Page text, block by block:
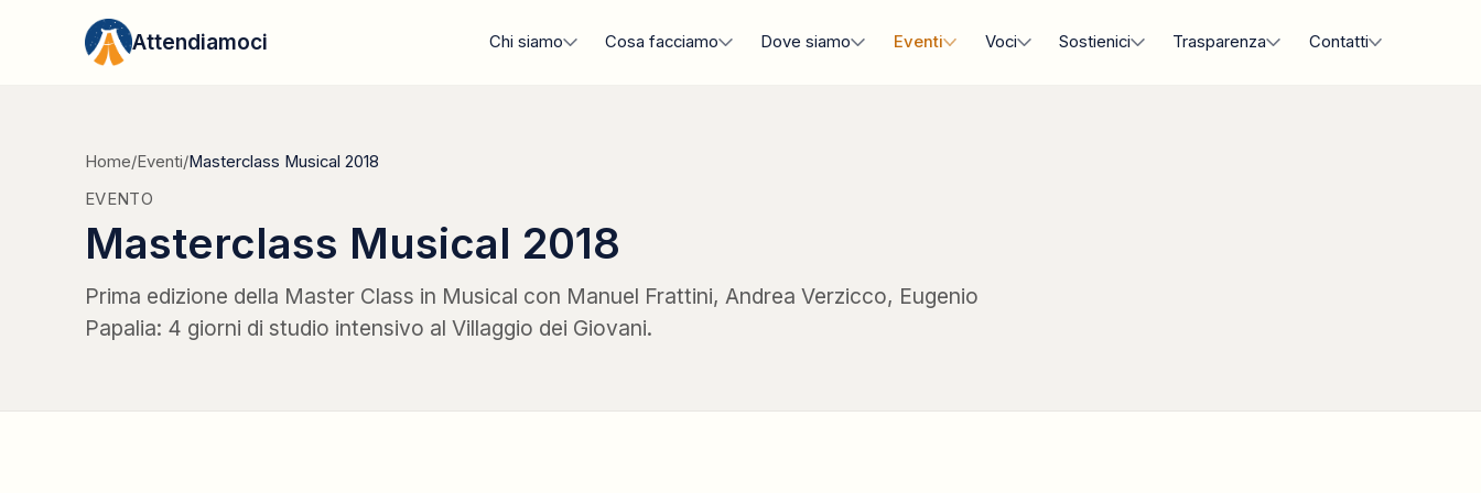
Vai al contenuto
Attendiamoci Chi siamo Cosa facciamo Dove siamo Eventi Voci Sostienici Trasparenza Contatti
Home/Eventi/Masterclass Musical 2018
EVENTO
Masterclass Musical 2018
Prima edizione della Master Class in Musical con Manuel Frattini, Andrea Verzicco, Eugenio
Papalia: 4 giorni di studio intensivo al Villaggio dei Giovani.